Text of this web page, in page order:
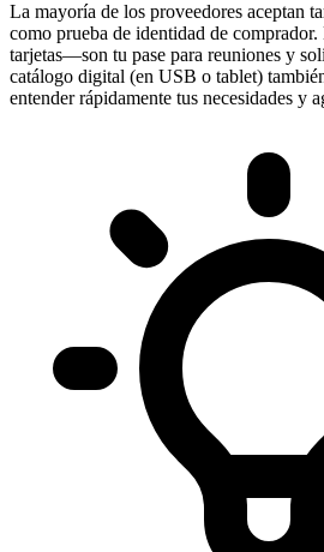
La mayoría de los proveedores aceptan
como prueba de identidad de
tarjetas—son tu pase para reuniones y
catálogo digital (en USB o tablet)
entender rápidamente tus necesidades y